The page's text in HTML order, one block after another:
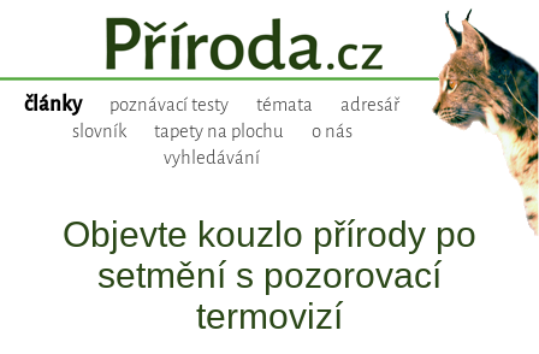
články poznávací testy témata
adresář
slovník
tapety na plochu
o nás
vyhledávání
Objevte kouzlo přírody po
setmění s pozorovací
termovizí